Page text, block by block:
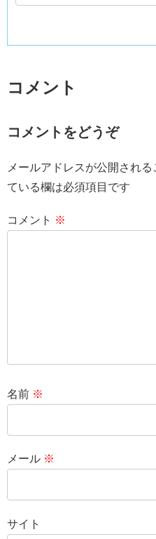
コメント
コメントをどうぞ
メールアドレスが公開される
ている欄は必須項目です
コメント ※
名前 ※
メール ※
サイト